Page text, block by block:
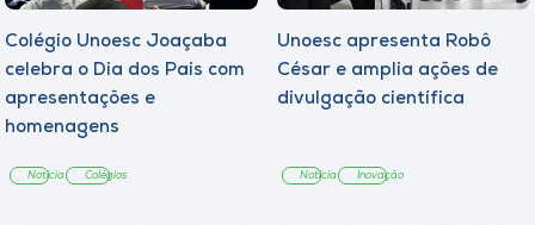
Colégio Unoesc Joaçaba
celebra o Dia dos Pais com
apresentações e
homenagens
Notícia Colégios
Unoesc apresenta Robô
César e amplia ações de
divulgação científica
Notícia Inovação